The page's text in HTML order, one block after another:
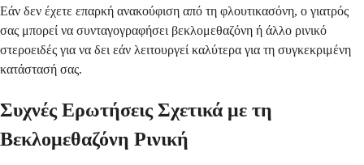
Εάν δεν έχετε επαρκή ανακούφιση από τη φλουτικασόνη, ο γιατρός
σας μπορεί να συνταγογραφήσει βεκλομεθαζόνη ή άλλο ρινικό
στεροειδές για να δει εάν λειτουργεί καλύτερα για τη συγκεκριμένη
κατάστασή σας.
Συχνές Ερωτήσεις Σχετικά με τη
Βεκλομεθαζόνη Ρινική